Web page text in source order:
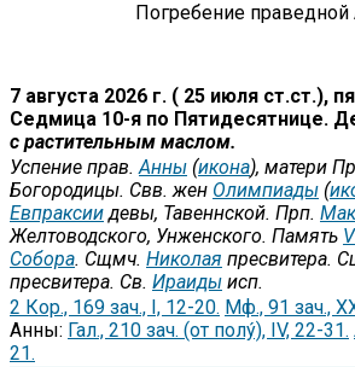
Погребение
7 августа 2026 г. ( 25 июля ст.ст.),
Седмица 10-я по Пятидесятнице.
с растительным маслом.
Успение прав.Анны (икона), матери
Богородицы. Свв. жен Олимпиады (
Евпраксиидевы, Тавеннской. Прп.
Желтоводского, Унженского. Память
Собора. Сщмч. Николая пресвитера.
пресвитера. Св. Ираиды исп.
2 Кор., 169 зач., I, 12-20. Мф., 91 зач.,
Анны: Гал., 210 зач. (от полу́), IV, 22-31.
21.